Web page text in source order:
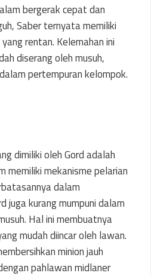
bergerak cepat dan
Saber ternyata memiliki
rentan. Kelemahan ini
diserang oleh musuh,
pertempuran kelompok.
dimiliki oleh Gord adalah
mekanisme pelarian
dalam
juga kurang mumpuni dalam
Hal ini membuatnya
mudah diincar oleh lawan.
minion jauh
pahlawan midlaner